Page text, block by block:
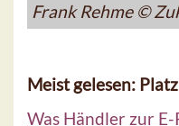
Frank Rehme ©
Meist gelesen:
Was Händler zur